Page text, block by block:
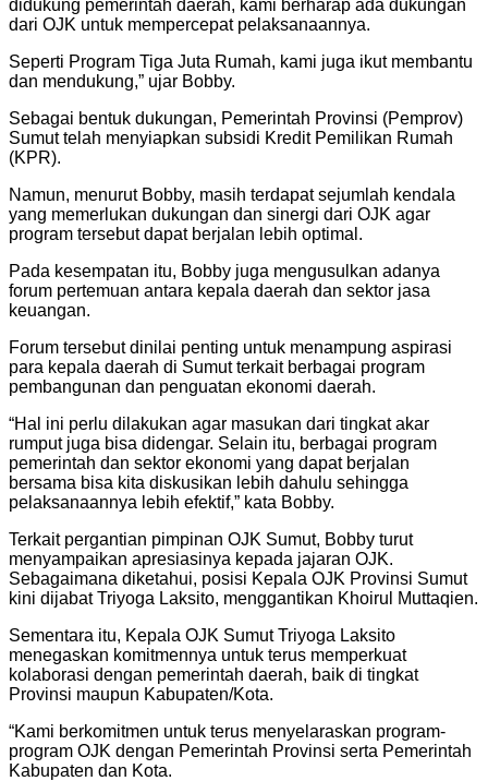
didukung pemerintah daerah, kami berharap ada dukungan
dari OJK untuk mempercepat pelaksanaannya.
Seperti Program Tiga Juta Rumah, kami juga ikut membantu
dan mendukung,” ujar Bobby.
Sebagai bentuk dukungan, Pemerintah Provinsi (Pemprov)
Sumut telah menyiapkan subsidi Kredit Pemilikan Rumah
(KPR).
Namun, menurut Bobby, masih terdapat sejumlah kendala
yang memerlukan dukungan dan sinergi dari OJK agar
program tersebut dapat berjalan lebih optimal.
Pada kesempatan itu, Bobby juga mengusulkan adanya
forum pertemuan antara kepala daerah dan sektor jasa
keuangan.
Forum tersebut dinilai penting untuk menampung aspirasi
para kepala daerah di Sumut terkait berbagai program
pembangunan dan penguatan ekonomi daerah.
“Hal ini perlu dilakukan agar masukan dari tingkat akar
rumput juga bisa didengar. Selain itu, berbagai program
pemerintah dan sektor ekonomi yang dapat berjalan
bersama bisa kita diskusikan lebih dahulu sehingga
pelaksanaannya lebih efektif,” kata Bobby.
Terkait pergantian pimpinan OJK Sumut, Bobby turut
menyampaikan apresiasinya kepada jajaran OJK.
Sebagaimana diketahui, posisi Kepala OJK Provinsi Sumut
kini dijabat Triyoga Laksito, menggantikan Khoirul Muttaqien.
Sementara itu, Kepala OJK Sumut Triyoga Laksito
menegaskan komitmennya untuk terus memperkuat
kolaborasi dengan pemerintah daerah, baik di tingkat
Provinsi maupun Kabupaten/Kota.
“Kami berkomitmen untuk terus menyelaraskan program-
program OJK dengan Pemerintah Provinsi serta Pemerintah
Kabupaten dan Kota.